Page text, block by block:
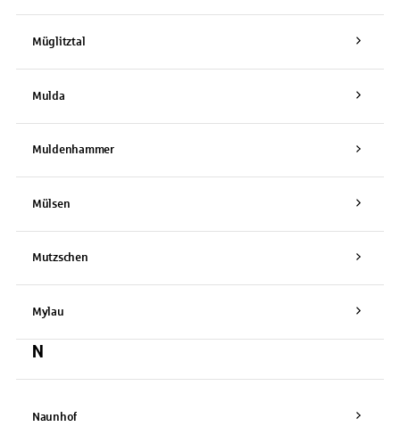
Müglitztal
Mulda
Muldenhammer
Mülsen
Mutzschen
Mylau
N
Naunhof